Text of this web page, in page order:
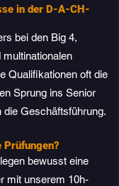
in der D-A-CH-
bei den Big 4,
multinationalen
Qualifikationen oft die
Sprung ins Senior
die Geschäftsführung.
Prüfungen?
bewusst eine
mit unserem 10h-